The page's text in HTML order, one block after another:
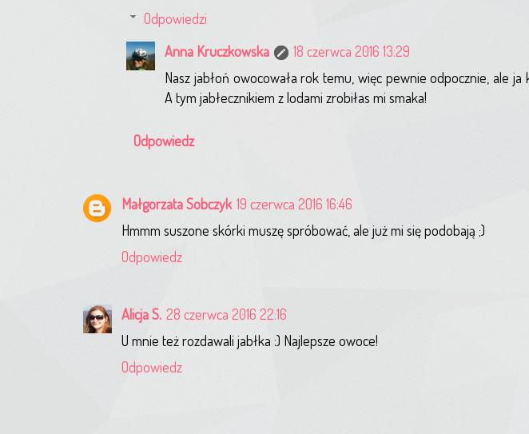
Odpowiedzi
Anna Kruczkowska
18 czerwca 2016 13:29
Nasz jabłoń owocowała rok temu, więc pewnie odpocznie, ale
A tym jabłecznikiem z lodami zrobiłas mi smaka!
Odpowiedz
Małgorzata Sobczyk 19 czerwca 2016 16:46
Hmmm suszone skórki muszę spróbować, ale już mi się podobają ;)
Odpowiedz
Alicja S. 28 czerwca 2016 22:16
U mnie też rozdawali jabłka :) Najlepsze owoce!
Odpowiedz